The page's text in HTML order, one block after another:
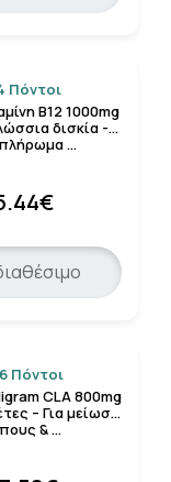
Πόντοι
Β12 1000mg
δισκία -
…
Πόντοι
CLA 800mg
– Για μείωση
& …